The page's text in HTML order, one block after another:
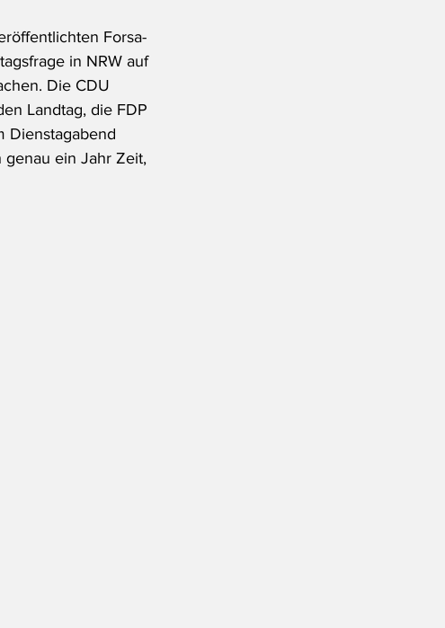
Forsa-
in NRW auf
Die CDU
Landtag, die FDP
Dienstagabend
ein Jahr Zeit,